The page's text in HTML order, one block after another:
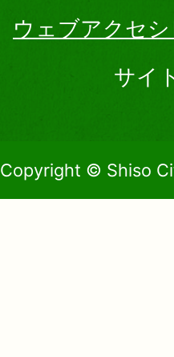
ウェブアクセ
サイ
Copyright © Shiso